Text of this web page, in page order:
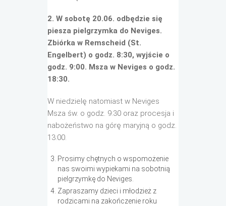
2. W sobotę 20.06. odbędzie się
piesza pielgrzymka do Neviges.
Zbiórka w Remscheid (St.
Engelbert) o godz. 8:30, wyjście o
godz. 9:00. Msza w Neviges o godz.
18:30.
W niedzielę natomiast w Neviges
Msza św. o godz. 9:30 oraz procesja i
nabożeństwo na górę maryjną o godz.
13:00.
Prosimy chętnych o wspomożenie
nas swoimi wypiekami na sobotnią
pielgrzymkę do Neviges.
Zapraszamy dzieci i młodzież z
rodzicami na zakończenie roku